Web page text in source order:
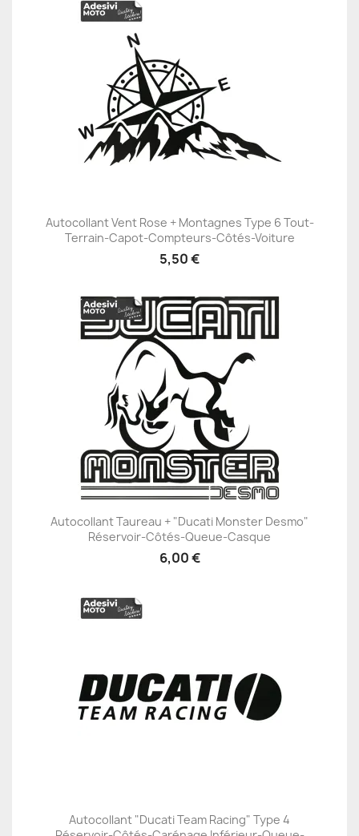
Autocollant Vent Rose + Montagnes Type 6 Tout-
Terrain-Capot-Compteurs-Côtés-Voiture
5,50 €
Autocollant Taureau + "Ducati Monster Desmo"
Réservoir-Côtés-Queue-Casque
6,00 €
Autocollant "Ducati Team Racing" Type 4